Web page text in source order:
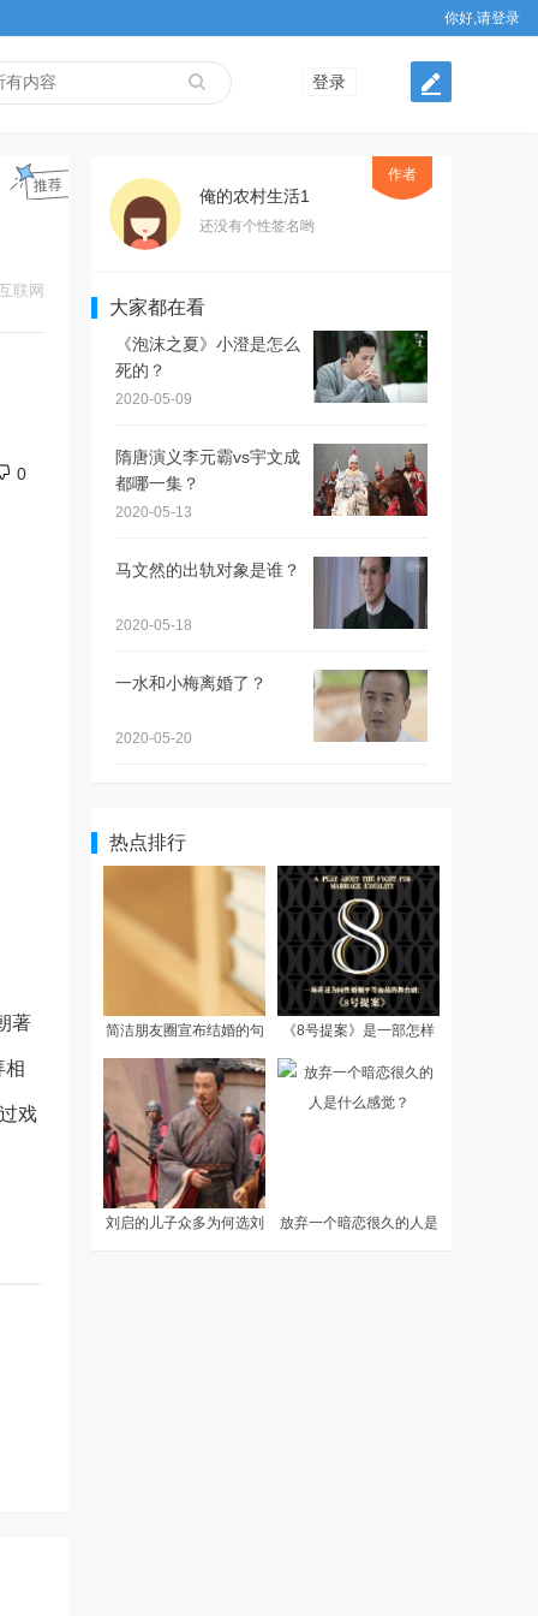
你好,请登录
登录
联网
0
著
相
戏
俺的农村生活1
还没有个性签名哟
作者
大家都在看
《泡沫之夏》小澄是怎么
死的？
2020-05-09
隋唐演义李元霸vs宇文成
都哪一集？
2020-05-13
马文然的出轨对象是谁？
2020-05-18
一水和小梅离婚了？
2020-05-20
热点排行
简洁朋友圈宣布结婚的句
子
《8号提案》是一部怎样
刘启的儿子众多为何选刘
放弃一个暗恋很久的人是